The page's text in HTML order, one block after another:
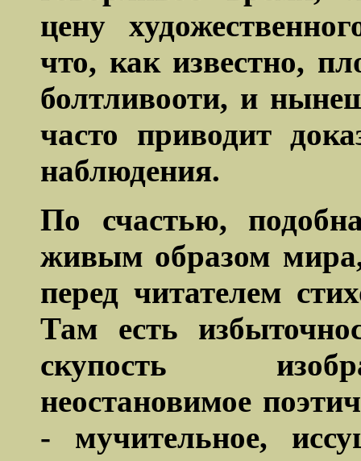
цену
что, как известно,
болтливооти, и
часто приводит
наблюдения.
По счастью,
живым образом мира,
перед читателем
Там есть
скупость
неостановимое
- мучительное,